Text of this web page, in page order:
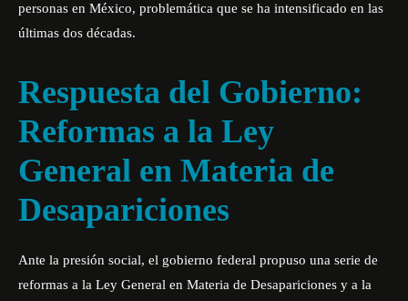
personas en México, problemática que se ha intensificado en las
últimas dos décadas.
Respuesta del Gobierno:
Reformas a la Ley
General en Materia de
Desapariciones
Ante la presión social, el gobierno federal propuso una serie de
reformas a la Ley General en Materia de Desapariciones y a la